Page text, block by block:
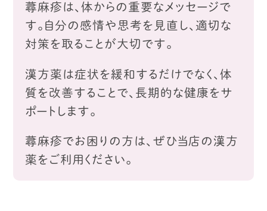
蕁麻疹は、体からの重要なメッセージで
す。 自分の感情や思考を見直し、適切な
対策を取ることが大切です。
漢方薬は症状を緩和するだけでなく、体
質を改善することで、 長期的な健康をサ
ポートします。
蕁麻疹でお困りの方は、ぜひ当店の漢方
薬をご利用ください。